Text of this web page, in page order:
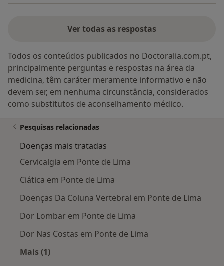
Ver todas as respostas
Todos os conteúdos publicados no Doctoralia.com.pt,
principalmente perguntas e respostas na área da
medicina, têm caráter meramente informativo e não
devem ser, em nenhuma circunstância, considerados
como substitutos de aconselhamento médico.
Pesquisas relacionadas
Doenças mais tratadas
Cervicalgia em Ponte de Lima
Ciática em Ponte de Lima
Doenças Da Coluna Vertebral em Ponte de Lima
Dor Lombar em Ponte de Lima
Dor Nas Costas em Ponte de Lima
Mais (1)